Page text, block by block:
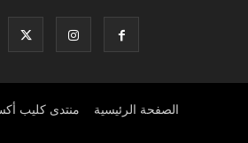
الصفحة الرئيسية منتدى كليب